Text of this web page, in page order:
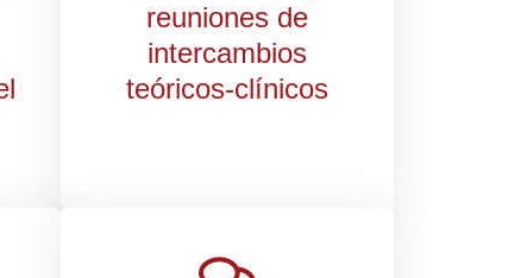
reuniones de
intercambios
teóricos-clínicos